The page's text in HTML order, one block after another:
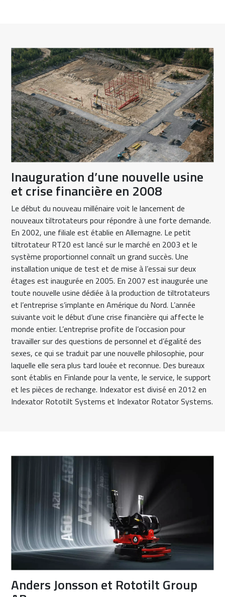
Inauguration d’une nouvelle usine
et crise financière en 2008
Le début du nouveau millénaire voit le lancement de
nouveaux tiltrotateurs pour répondre à une forte demande.
En 2002, une filiale est établie en Allemagne. Le petit
tiltrotateur RT20 est lancé sur le marché en 2003 et le
système proportionnel connaît un grand succès. Une
installation unique de test et de mise à l’essai sur deux
étages est inaugurée en 2005. En 2007 est inaugurée une
toute nouvelle usine dédiée à la production de tiltrotateurs
et l’entreprise s’implante en Amérique du Nord. L’année
suivante voit le début d’une crise financière qui affecte le
monde entier. L’entreprise profite de l’occasion pour
travailler sur des questions de personnel et d’égalité des
sexes, ce qui se traduit par une nouvelle philosophie, pour
laquelle elle sera plus tard louée et reconnue. Des bureaux
sont établis en Finlande pour la vente, le service, le support
et les pièces de rechange. Indexator est divisé en 2012 en
Indexator Rototilt Systems et Indexator Rotator Systems.
Anders Jonsson et Rototilt Group